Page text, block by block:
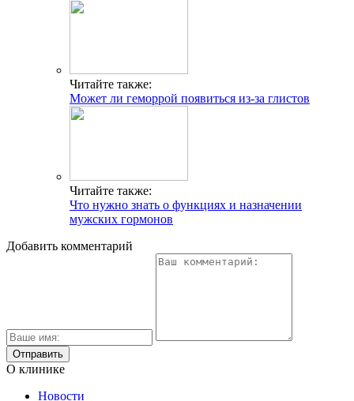
Читайте также:
Может ли геморрой появиться из-за глистов
Читайте также:
Что нужно знать о функциях и назначении
мужских гормонов
Добавить комментарий
О клинике
Новости